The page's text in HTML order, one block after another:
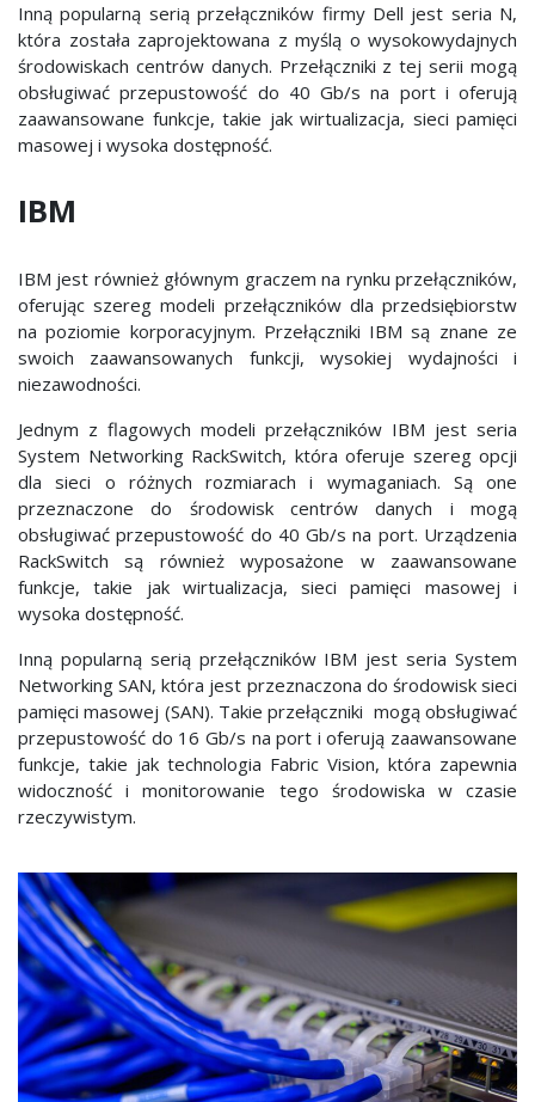
Inną popularną serią przełączników firmy Dell jest seria N,
która została zaprojektowana z myślą o wysokowydajnych
środowiskach centrów danych. Przełączniki z tej serii mogą
obsługiwać przepustowość do 40 Gb/s na port i oferują
zaawansowane funkcje, takie jak wirtualizacja, sieci pamięci
masowej i wysoka dostępność.
IBM
IBM jest również głównym graczem na rynku przełączników,
oferując szereg modeli przełączników dla przedsiębiorstw
na poziomie korporacyjnym. Przełączniki IBM są znane ze
swoich zaawansowanych funkcji, wysokiej wydajności i
niezawodności.
Jednym z flagowych modeli przełączników IBM jest seria
System Networking RackSwitch, która oferuje szereg opcji
dla sieci o różnych rozmiarach i wymaganiach. Są one
przeznaczone do środowisk centrów danych i mogą
obsługiwać przepustowość do 40 Gb/s na port. Urządzenia
RackSwitch są również wyposażone w zaawansowane
funkcje, takie jak wirtualizacja, sieci pamięci masowej i
wysoka dostępność.
Inną popularną serią przełączników IBM jest seria System
Networking SAN, która jest przeznaczona do środowisk sieci
pamięci masowej (SAN). Takie przełączniki mogą obsługiwać
przepustowość do 16 Gb/s na port i oferują zaawansowane
funkcje, takie jak technologia Fabric Vision, która zapewnia
widoczność i monitorowanie tego środowiska w czasie
rzeczywistym.